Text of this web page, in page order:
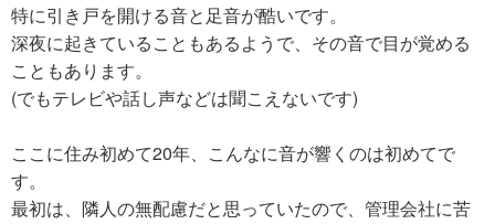
特に引き戸を開ける音と足音が酷いです。
深夜に起きていることもあるようで、その音で目が覚める
こともあります。
(でもテレビや話し声などは聞こえないです)
ここに住み初めて20年、こんなに音が響くのは初めてで
す。
最初は、隣人の無配慮だと思っていたので、管理会社に苦